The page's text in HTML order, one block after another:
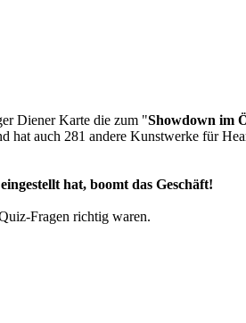
Diener Karte die zum "Showdown im
hat auch 281 andere Kunstwerke für
hat, boomt das Geschäft!
Fragen richtig waren.